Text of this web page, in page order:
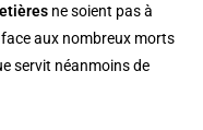
ne soient pas à
aux nombreux morts
servit néanmoins de